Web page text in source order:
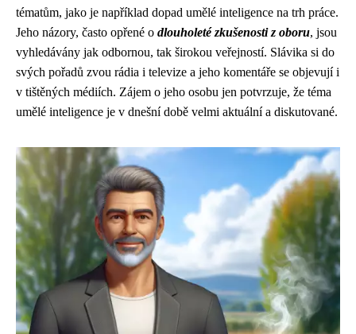
tématům, jako je například dopad umělé inteligence na trh práce.
Jeho názory, často opřené o dlouholeté zkušenosti z oboru, jsou
vyhledávány jak odbornou, tak širokou veřejností. Slávika si do
svých pořadů zvou rádia i televize a jeho komentáře se objevují i
v tištěných médiích. Zájem o jeho osobu jen potvrzuje, že téma
umělé inteligence je v dnešní době velmi aktuální a diskutované.